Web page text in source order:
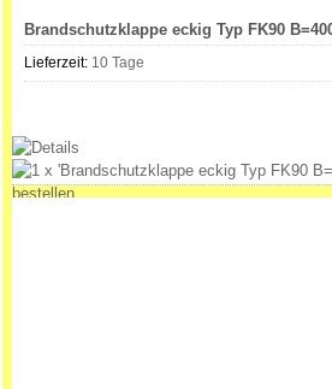
Brandschutzklappe eckig Typ FK90
Lieferzeit: 10 Tage